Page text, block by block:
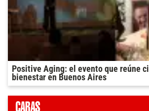
Positive Aging: el evento que reúne
bienestar en Buenos Aires